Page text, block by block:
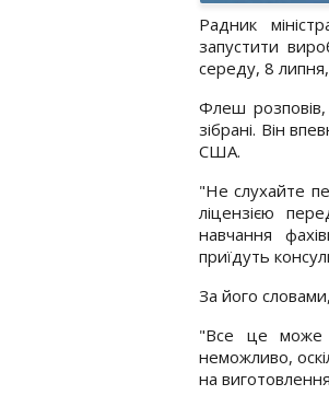
Радник
запустити
середу, 8
Флеш розповів,
зібрані. Він
США.
"Не слухайте
ліцензією
навчання
приїдуть
За його
"Все це може
неможливо,
на